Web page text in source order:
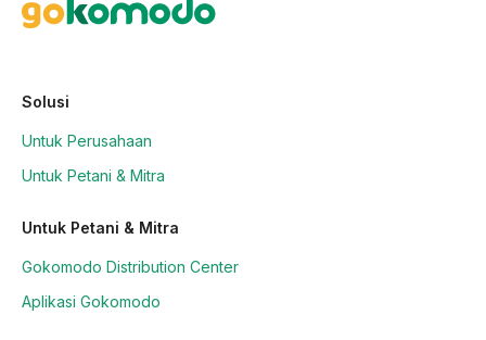
Solusi
Untuk Perusahaan
Untuk Petani & Mitra
Untuk Petani & Mitra
Gokomodo Distribution Center
Aplikasi Gokomodo